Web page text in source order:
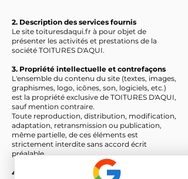
2. Description des services fournis
​Le site toituresdaqui.fr à pour objet de
présenter les activités et prestations de la
société TOITURES D'AQUI.
3. Propriété intellectuelle et contrefaçons
L'ensemble du contenu du site (textes, images,
graphismes, logo, icônes, son, logiciels, etc.)
est la propriété exclusive de TOITURES D'AQUI,
sauf mention contraire.
Toute reproduction, distribution, modification,
adaptation, retransmission ou publication,
même partielle, de ces éléments est
strictement interdite sans accord écrit
préalable.
4. Cookies